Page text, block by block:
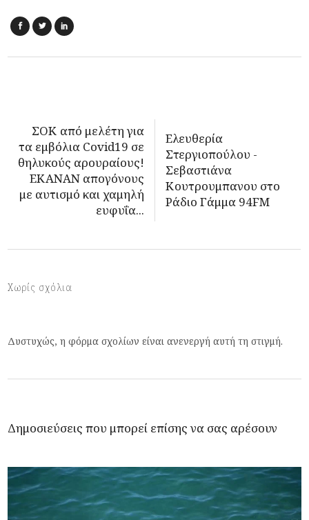
ΣΟΚ από μελέτη για
τα εμβόλια Covid19 σε
θηλυκούς αρουραίους!
ΕΚΑΝΑΝ απογόνους
με αυτισμό και χαμηλή
ευφυΐα...
Ελευθερία
Στεργιοπούλου -
Σεβαστιάνα
Κουτρουμπανου στο
Ράδιο Γάμμα 94FM
Χωρίς σχόλια
Δυστυχώς, η φόρμα σχολίων είναι ανενεργή αυτή τη στιγμή.
Δημοσιεύσεις που μπορεί επίσης να σας αρέσουν